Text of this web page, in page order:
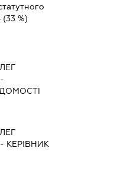
(33 %)
-
- КЕРІВНИК